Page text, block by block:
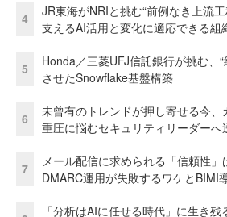
4
JR東海がNRIと挑む“前例なき上流
支えるAI活用と変化に適応できる組
5
Honda／三菱UFJ信託銀行が挑む、“
させたSnowflake基盤構築
6
未曾有のトレンドが押し寄せる今
重圧に悩むセキュリティリーダーへ
7
メール配信に求められる「信頼性
DMARC運用が失敗するワケとBIMI
「分析はAIに任せる時代」に生き